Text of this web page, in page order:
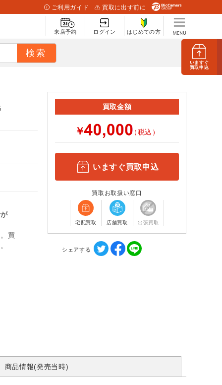
いますぐ
買取申込
ご利用ガイド 買取に出す前に
来店予約 ログイン はじめての方
買
買取金額
￥ （税込）
いますぐ買取申込
買取お取扱い窓口
宅配買取 店舗買取 出張買取
シェアする
商品情報(発売当時)